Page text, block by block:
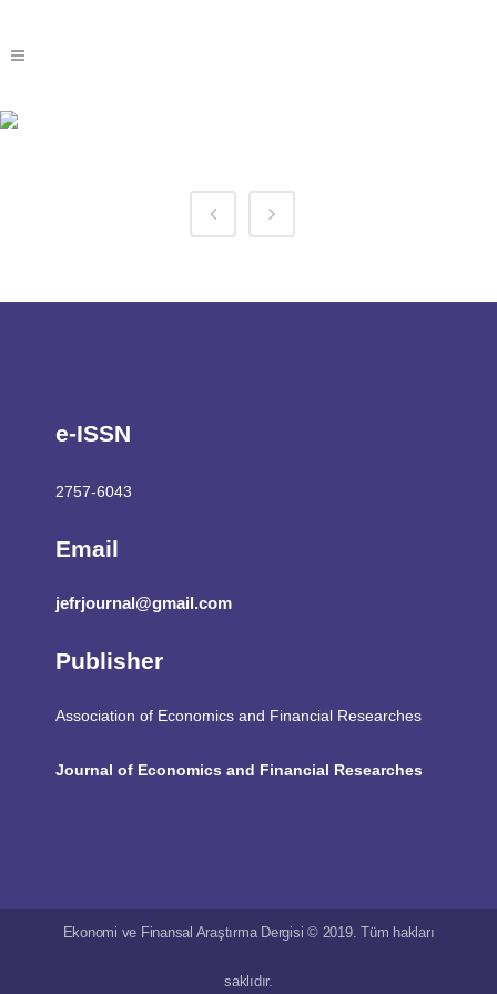
e-ISSN
2757-6043
Email
jefrjournal@gmail.com
Publisher
Association of Economics and Financial Researches
Journal of Economics and Financial Researches
Ekonomi ve Finansal Araştırma Dergisi © 2019. Tüm hakları
saklıdır.